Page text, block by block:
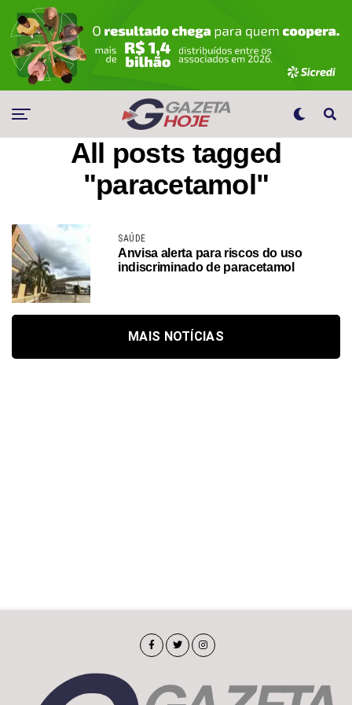
All posts tagged
"paracetamol"
SAÚDE
Anvisa alerta para riscos do uso
indiscriminado de paracetamol
MAIS NOTÍCIAS